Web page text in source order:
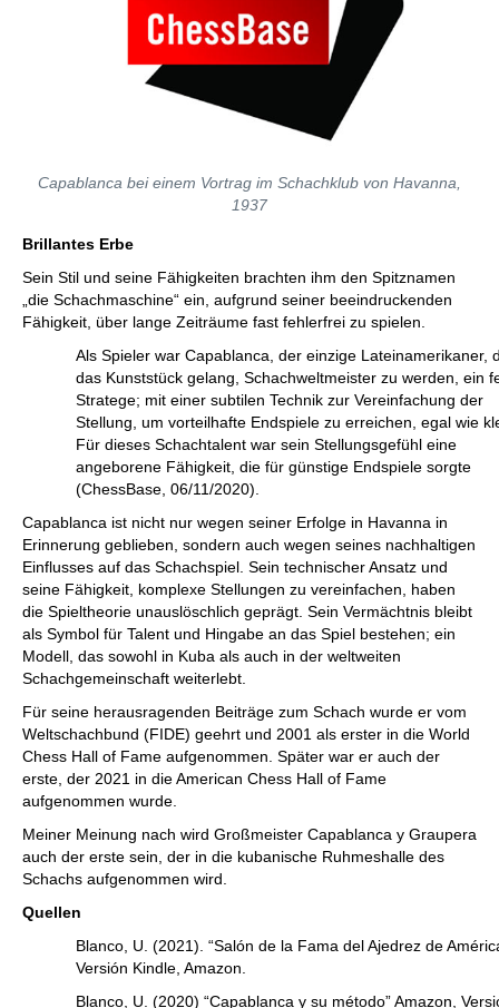
Capablanca bei einem Vortrag im Schachklub von Havanna,
1937
Brillantes Erbe
Sein Stil und seine Fähigkeiten brachten ihm den Spitznamen
„die Schachmaschine“ ein, aufgrund seiner beeindruckenden
Fähigkeit, über lange Zeiträume fast fehlerfrei zu spielen.
Als Spieler war Capablanca, der einzige Lateinamerikaner,
das Kunststück gelang, Schachweltmeister zu werden, ein
Stratege; mit einer subtilen Technik zur Vereinfachung der
Stellung, um vorteilhafte Endspiele zu erreichen, egal wie
Für dieses Schachtalent war sein Stellungsgefühl eine
angeborene Fähigkeit, die für günstige Endspiele sorgte
(ChessBase, 06/11/2020).
Capablanca ist nicht nur wegen seiner Erfolge in Havanna in
Erinnerung geblieben, sondern auch wegen seines nachhaltigen
Einflusses auf das Schachspiel. Sein technischer Ansatz und
seine Fähigkeit, komplexe Stellungen zu vereinfachen, haben
die Spieltheorie unauslöschlich geprägt. Sein Vermächtnis bleibt
als Symbol für Talent und Hingabe an das Spiel bestehen; ein
Modell, das sowohl in Kuba als auch in der weltweiten
Schachgemeinschaft weiterlebt.
Für seine herausragenden Beiträge zum Schach wurde er vom
Weltschachbund (FIDE) geehrt und 2001 als erster in die World
Chess Hall of Fame aufgenommen. Später war er auch der
erste, der 2021 in die American Chess Hall of Fame
aufgenommen wurde.
Meiner Meinung nach wird Großmeister Capablanca y Graupera
auch der erste sein, der in die kubanische Ruhmeshalle des
Schachs aufgenommen wird.
Quellen
Blanco, U. (2021). “Salón de la Fama del Ajedrez de
Versión Kindle, Amazon.
Blanco, U. (2020) “Capablanca y su método” Amazon,